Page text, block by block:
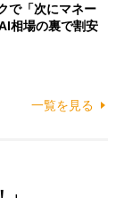
で「次にマネー
相場の裏で割安
一覧を見る